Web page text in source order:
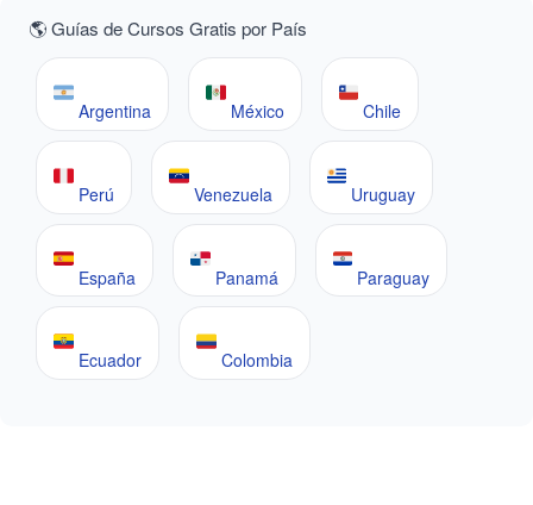
🌎 Guías de Cursos Gratis por País
Argentina México Chile
Perú Venezuela Uruguay
España Panamá Paraguay
Ecuador Colombia